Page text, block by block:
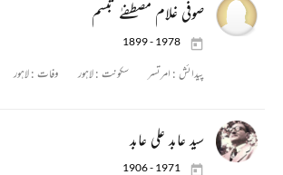
صوفی غلام مصطفےٰ تبسم
1899 - 1978
پیدائش : امرتسر سکونت :لاہور وفات :لاہور
سید عابد علی عابد
1906 - 1971